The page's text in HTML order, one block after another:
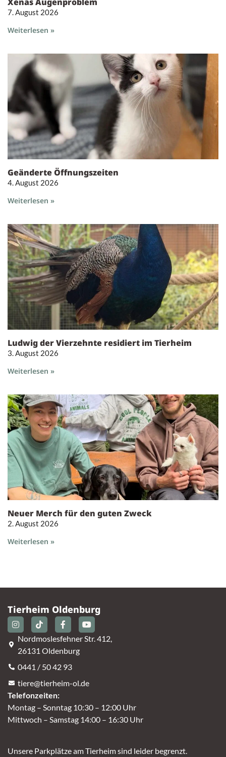
7. August 2026
Weiterlesen »
Geänderte Öffnungszeiten
4. August 2026
Weiterlesen »
Ludwig der Vierzehnte residiert im Tierheim
3. August 2026
Weiterlesen »
Neuer Merch für den guten Zweck
2. August 2026
Weiterlesen »
Tierheim Oldenburg
Nordmoslesfehner Str. 412,
26131 Oldenburg
0441 / 50 42 93
tiere@tierheim-ol.de
Telefonzeiten:
Montag – Sonntag 10:30 – 12:00 Uhr
Mittwoch – Samstag 14:00 – 16:30 Uhr
Unsere Parkplätze am Tierheim sind leider begrenzt.